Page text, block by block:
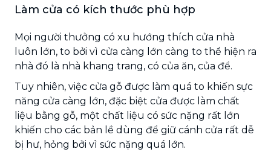
Làm cửa có kích thước phù hợp
Mọi người thưởng có xu hướng thích cửa nhà
luôn lớn, to bởi vì cửa càng lớn càng to thể hiện ra
nhà đó là nhà khang trang, có của ăn, của để.
Tuy nhiên, việc cửa gỗ được làm quá to khiến sực
năng cửa càng lớn, đặc biệt cửa được làm chất
liệu bằng gỗ, một chất liệu có sức nặng rất lớn
khiến cho các bản lề dùng để giữ cánh cửa rất dễ
bị hư, hỏng bởi vì sức nặng quá lớn.